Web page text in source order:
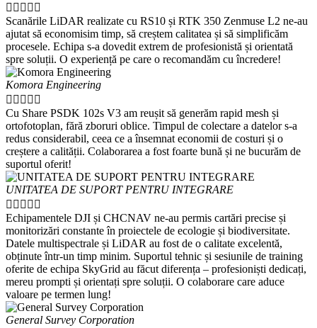
    
Scanările LiDAR realizate cu RS10 și RTK 350 Zenmuse L2 ne-au
ajutat să economisim timp, să creștem calitatea și să simplificăm
procesele. Echipa s-a dovedit extrem de profesionistă și orientată
spre soluții. O experiență pe care o recomandăm cu încredere!
Komora Engineering
    
Cu Share PSDK 102s V3 am reușit să generăm rapid mesh și
ortofotoplan, fără zboruri oblice. Timpul de colectare a datelor s-a
redus considerabil, ceea ce a însemnat economii de costuri și o
creștere a calității. Colaborarea a fost foarte bună și ne bucurăm de
suportul oferit!
UNITATEA DE SUPORT PENTRU INTEGRARE
    
Echipamentele DJI și CHCNAV ne-au permis cartări precise și
monitorizări constante în proiectele de ecologie și biodiversitate.
Datele multispectrale și LiDAR au fost de o calitate excelentă,
obținute într-un timp minim. Suportul tehnic și sesiunile de training
oferite de echipa SkyGrid au făcut diferența – profesioniști dedicați,
mereu prompti și orientați spre soluții. O colaborare care aduce
valoare pe termen lung!
General Survey Corporation